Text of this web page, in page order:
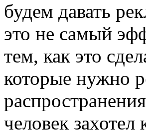
будем давать
это не самый
тем, как это
которые нужно
человек